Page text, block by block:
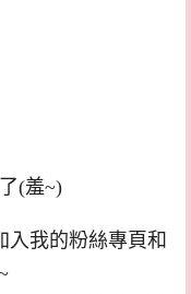
(羞~)
我的粉絲專頁和